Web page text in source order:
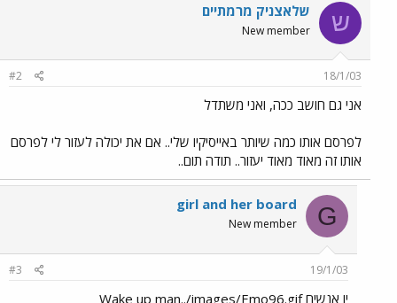
ש שלאצניק מרמתיים
New member
18/1/03
#2
אני גם חושב ככה, ואני משתדל
לפרסם אותו כמה שיותר באייסיקיו שלי.. אם את יכולה לעזור לי לפרסם
אותו זה מאוד מאוד יעזור.. תודה תום..
G
girl and her board
New member
19/1/03
#3
יו אנשים Wake up man../images/Emo96.gif